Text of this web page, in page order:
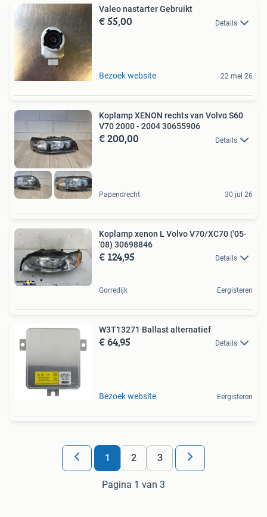
Valeo nastarter Gebruikt
€ 55,00 Details
Bezoek website 22 mei 26
Koplamp XENON rechts van Volvo S60
V70 2000 - 2004 30655906
€ 200,00 Details
Papendrecht 30 jul 26
Koplamp xenon L Volvo V70/XC70 ('05-
'08) 30698846
€ 124,95 Details
Gorredijk Eergisteren
W3T13271 Ballast alternatief
€ 64,95 Details
Bezoek website Eergisteren
1 2 3
Pagina 1 van 3